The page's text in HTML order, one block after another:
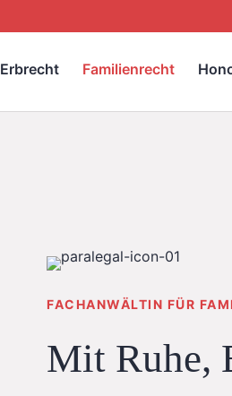
Erbrecht Familienrecht
FACHANWÄLTIN FÜR
Mit Ruhe,